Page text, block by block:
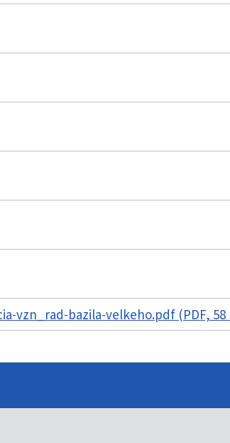
vzn_rad-bazila-velkeho.pdf (PDF, 58